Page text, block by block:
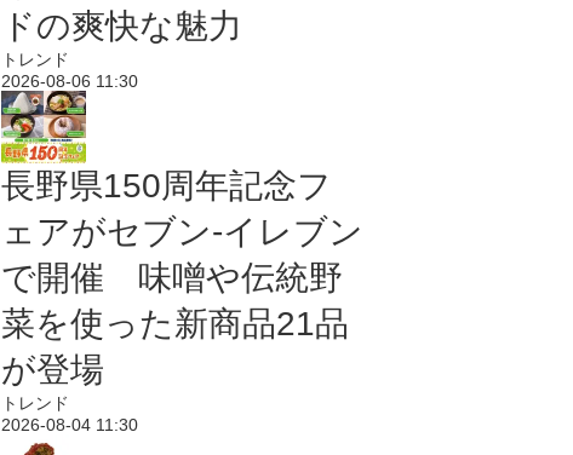
ドの爽快な魅力
トレンド
2026-08-06 11:30
長野県150周年記念フ
ェアがセブン-イレブン
で開催 味噌や伝統野
菜を使った新商品21品
が登場
トレンド
2026-08-04 11:30